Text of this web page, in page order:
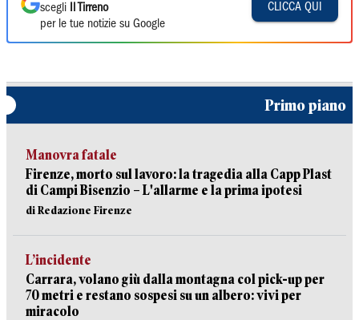
scegli
Il Tirreno
per le tue notizie su Google
CLICCA QUI
Primo piano
Manovra fatale
Firenze, morto sul lavoro: la tragedia alla Capp Plast
di Campi Bisenzio – L'allarme e la prima ipotesi
di Redazione Firenze
L’incidente
Carrara, volano giù dalla montagna col pick-up per
70 metri e restano sospesi su un albero: vivi per
miracolo